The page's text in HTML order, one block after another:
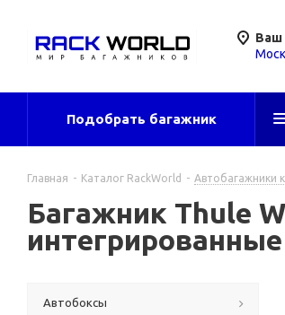
Ваш
Подобрать багажник
Главная - Каталог RackWorld - Автобагажники
Багажник Thule
Автобоксы